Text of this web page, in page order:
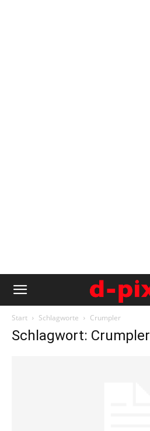
Start Schlagworte Crumpler
Schlagwort: Crumpler